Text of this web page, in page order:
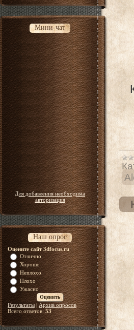
Мини-чат
Для добавления необходима
авторизация
Наш опрос
Оцените сайт 3dfocus.ru
Отлично
Хорошо
Неплохо
Плохо
Ужасно
Результаты| Архив опросов
Всего ответов:53